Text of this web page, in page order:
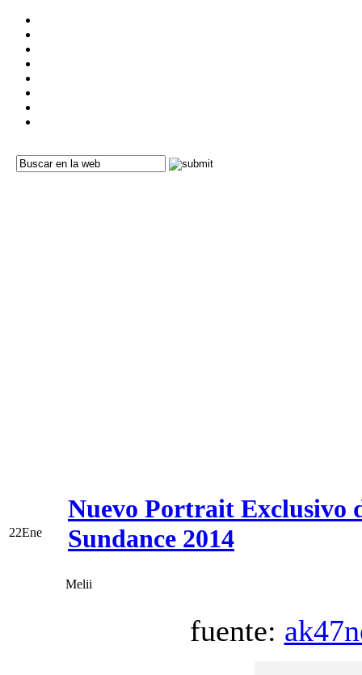
22Ene
Nuevo Portrait Exclusivo
Sundance 2014
Melii
fuente: